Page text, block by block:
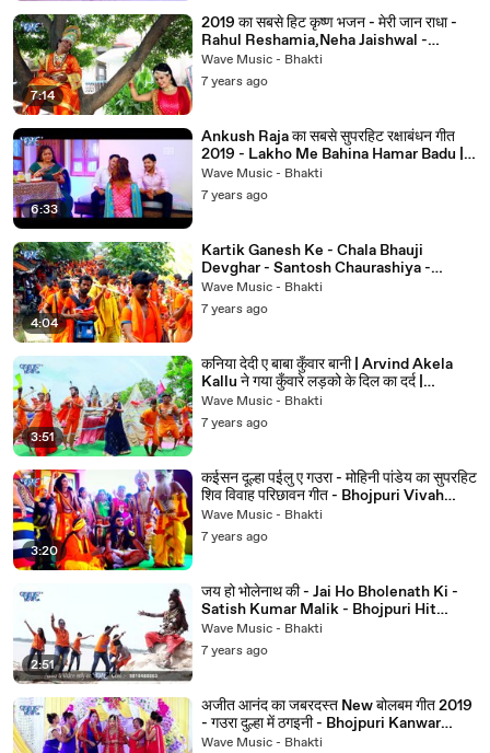
7:14
2019 का सबसे हिट कृष्ण भजन - मेरी जान राधा -
Rahul Reshamia,Neha Jaishwal -
#janmashtamiSpecial
Wave Music - Bhakti
7 years ago
6:33
Ankush Raja का सबसे सुपरहिट रक्षाबंधन गीत
2019 - Lakho Me Bahina Hamar Badu |
Raksha Bandhan Song
Wave Music - Bhakti
7 years ago
4:04
Kartik Ganesh Ke - Chala Bhauji
Devghar - Santosh Chaurashiya -
Bhojpuri kanwar Hit Song 2018
Wave Music - Bhakti
7 years ago
3:51
कनिया देदी ए बाबा कुँवार बानी | Arvind Akela
Kallu ने गया कुँवारे लड़को के दिल का दर्द |
Bolbam Song
Wave Music - Bhakti
7 years ago
3:20
कईसन दूल्हा पईलु ए गउरा - मोहिनी पांडेय का सुपरहिट
शिव विवाह परिछावन गीत - Bhojpuri Vivah
Geet 2019
Wave Music - Bhakti
7 years ago
2:51
जय हो भोलेनाथ की - Jai Ho Bholenath Ki -
Satish Kumar Malik - Bhojpuri Hit
Kawar Geet 2019
Wave Music - Bhakti
7 years ago
अजीत आनंद का जबरदस्त New बोलबम गीत 2019
- गउरा दुल्हा में ठगइनी - Bhojpuri Kanwar
Songs 2019
Wave Music - Bhakti